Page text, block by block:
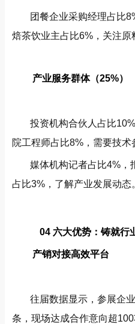
团餐企业采购经理占比
焙茶饮业主占比6%，关注原
产业服务群体（25%）
投资机构合伙人占比
院工程师占比8%，需要技术
媒体机构记者占比4%，
占比3%，了解产业发展动态
04 六大优势：铸就行
产销对接高效平台
往届数据显示，参展企
条，现场达成合作意向超